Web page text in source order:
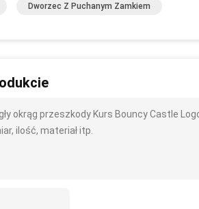
Dworzec Z Puchanym Zamkiem
okrąg przeszkody Kurs Bouncy Castle
ilość, materiał itp.